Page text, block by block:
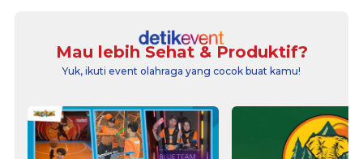
Mau lebih Sehat & Produktif?
Yuk, ikuti event olahraga yang cocok buat kamu!